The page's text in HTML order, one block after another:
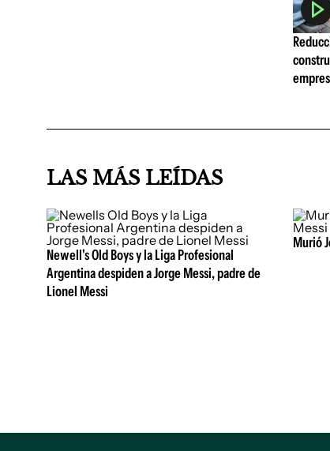
LAS MÁS LEÍDAS
Newell's Old Boys y la Liga Profesional
Argentina despiden a Jorge Messi, padre de
Lionel Messi
Murió